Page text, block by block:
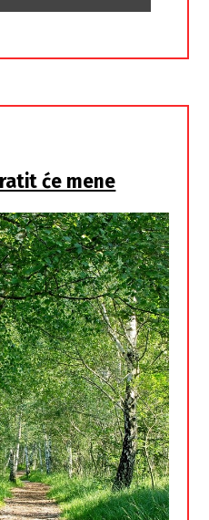
će mene